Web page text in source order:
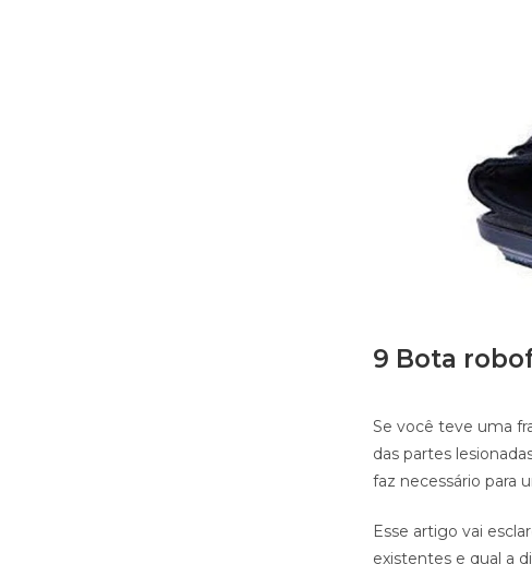
9 Bota
Se você teve uma
das partes
faz necessário para
Esse artigo vai
existentes e qual a